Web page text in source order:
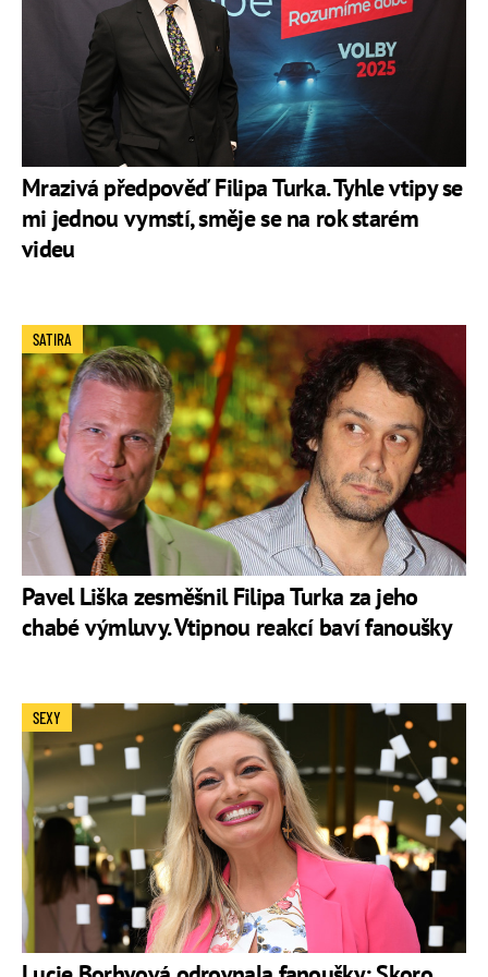
Mrazivá předpověď Filipa Turka. Tyhle vtipy se
mi jednou vymstí, směje se na rok starém
videu
Pavel Liška zesměšnil Filipa Turka za jeho
chabé výmluvy. Vtipnou reakcí baví fanoušky
SATIRA
SEXY